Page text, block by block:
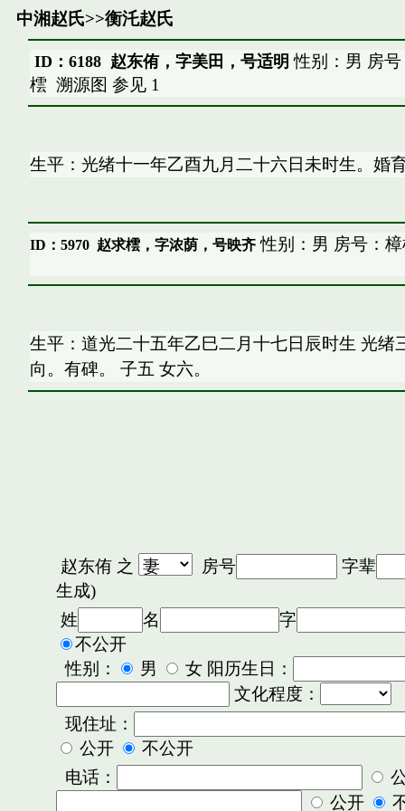
中湘赵氏>>衡汑赵氏
ID：6188 赵东侑，字美田，号适明 性别：男 房
橒 溯源图 参见 1
生平：光绪十一年乙酉九月二十六日未时生。婚
ID：5970 赵求橒，字浓荫，号映齐性别：男 房号：
生平：道光二十五年乙巳二月十七日辰时生 光
向。有碑。 子五 女六。
赵东侑之 房号
字辈
生成)
姓
名
字
不公开
性别：
男
女 阳历生日：
文化程度：
现住址：
公开
不公开
电话：
公开